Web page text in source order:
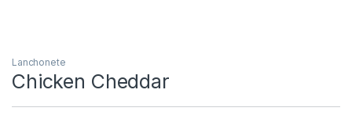
Lanchonete
Chicken Cheddar